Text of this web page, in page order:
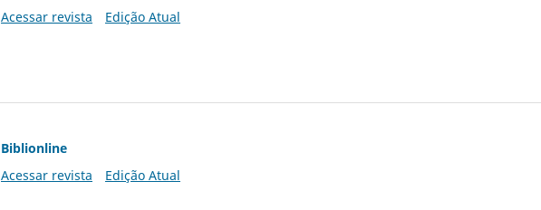
Acessar revista
Edição Atual
Biblionline
Acessar revista
Edição Atual